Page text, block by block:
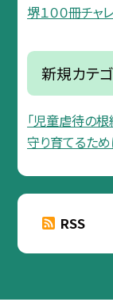
堺１００冊チャ
新規カテ
「児童虐待の
守り育てるため
RSS